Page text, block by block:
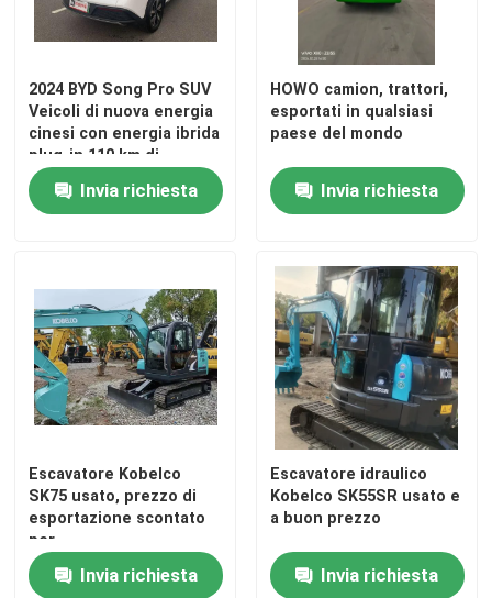
2024 BYD Song Pro SUV
Veicoli di nuova energia
cinesi con energia ibrida
plug-in 110 km di
autonomia elettrica
Invia richiesta
HOWO camion, trattori,
esportati in qualsiasi
paese del mondo
Invia richiesta
Escavatore Kobelco
SK75 usato, prezzo di
esportazione scontato
per
Invia richiesta
Escavatore idraulico
Kobelco SK55SR usato e
a buon prezzo
Invia richiesta